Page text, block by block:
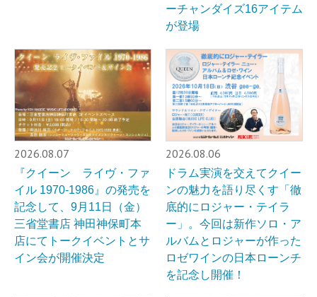
ーチャンダイズ16アイテム
が登場
2026.08.07
『クイーン ライヴ・ファ
イル 1970-1986』の発売を
記念して、9月11日（金）
三省堂書店 神田神保町本
店にてトークイベントとサ
イン会が開催決定
2026.08.06
ドラム実演を交えてクイー
ンの魅力を語り尽くす「徹
底的にロジャー・テイラ
ー」。今回は新作ソロ・ア
ルバムとロジャーが作った
ロゼワインの日本ローンチ
を記念し開催！